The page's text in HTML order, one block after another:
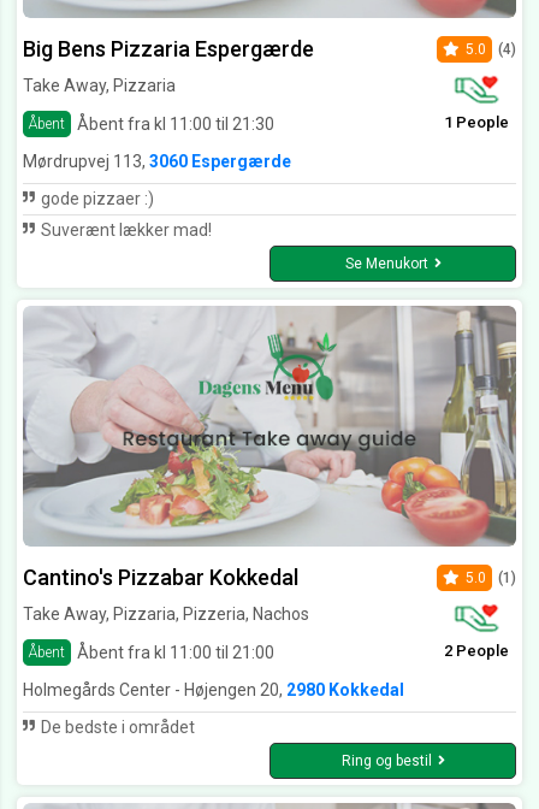
Big Bens Pizzaria Espergærde
Take Away, Pizzaria
Åbent Åbent fra kl 11:00 til 21:30
5.0 (4)
1 People
Mørdrupvej 113, 3060 Espergærde
gode pizzaer :)
Suverænt lækker mad!
Se Menukort
Cantino's Pizzabar Kokkedal
Take Away, Pizzaria, Pizzeria, Nachos
Åbent Åbent fra kl 11:00 til 21:00
5.0 (1)
2 People
Holmegårds Center - Højengen 20, 2980 Kokkedal
De bedste i området
Ring og bestil